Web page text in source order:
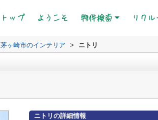
トップ(current)
ようこそ 物件検索 リクル
茅ヶ崎市のインテリア > ニトリ
ニトリの詳細情報